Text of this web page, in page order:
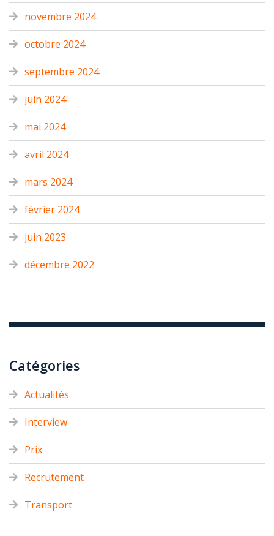
novembre 2024
octobre 2024
septembre 2024
juin 2024
mai 2024
avril 2024
mars 2024
février 2024
juin 2023
décembre 2022
Catégories
Actualités
Interview
Prix
Recrutement
Transport